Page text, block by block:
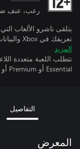
رعب، عنف
يتلقى ناشرو الألعاب
تعريفك في Xbox والبيانات المقترنة بينما تمارس الألعاب.
المزيد
Essential أو Premium أو Ultimate (اشتراكات تُباع بشكل منفصل).
التفاصيل
المعرض